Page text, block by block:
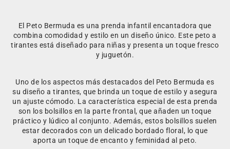
El Peto Bermuda es una prenda infantil encantadora que
combina comodidad y estilo en un diseño único. Este peto a
tirantes está diseñado para niñas y presenta un toque fresco
y juguetón.
Uno de los aspectos más destacados del Peto Bermuda es
su diseño a tirantes, que brinda un toque de estilo y asegura
un ajuste cómodo. La característica especial de esta prenda
son los bolsillos en la parte frontal, que añaden un toque
práctico y lúdico al conjunto. Además, estos bolsillos suelen
estar decorados con un delicado bordado floral, lo que
aporta un toque de encanto y feminidad al peto.